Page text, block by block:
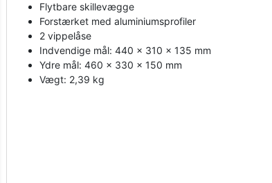
Flytbare skillevægge
Forstærket med aluminiumsprofiler
2 vippelåse
Indvendige mål: 440 x 310 x 135 mm
Ydre mål: 460 x 330 x 150 mm
Vægt: 2,39 kg